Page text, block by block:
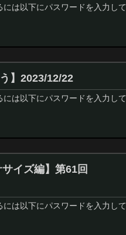
は以下にパスワードを入力して
】2023/12/22
は以下にパスワードを入力して
イズ編】第61回
は以下にパスワードを入力して